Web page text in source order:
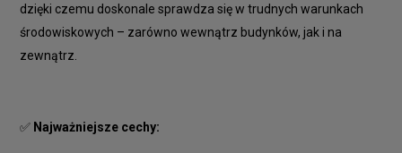
dzięki czemu doskonale sprawdza się w trudnych warunkach
środowiskowych – zarówno wewnątrz budynków, jak i na
zewnątrz.
✅ Najważniejsze cechy: